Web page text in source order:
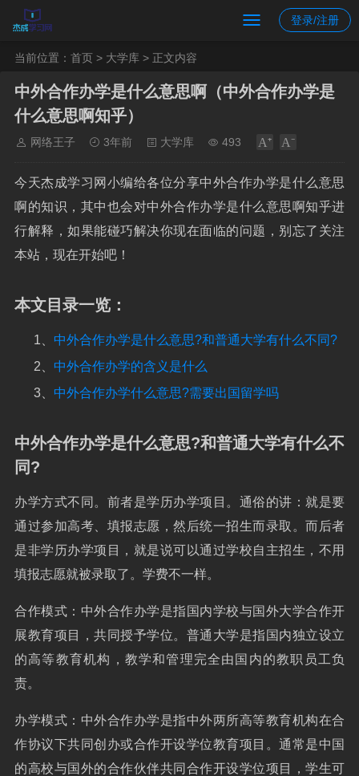
登录/注册
当前位置： 首页 > 大学库 > 正文内容
中外合作办学是什么意思啊（中外合作办学是
什么意思啊知乎）
网络王子 3年前 大学库 493
今天杰成学习网小编给各位分享中外合作办学是什么意思
啊的知识，其中也会对中外合作办学是什么意思啊知乎进
行解释，如果能碰巧解决你现在面临的问题，别忘了关注
本站，现在开始吧！
本文目录一览：
1、 中外合作办学是什么意思?和普通大学有什么不同?
2、 中外合作办学的含义是什么
3、 中外合作办学什么意思?需要出国留学吗
中外合作办学是什么意思?和普通大学有什么不
同?
办学方式不同。前者是学历办学项目。通俗的讲：就是要
通过参加高考、填报志愿，然后统一招生而录取。而后者
是非学历办学项目，就是说可以通过学校自主招生，不用
填报志愿就被录取了。学费不一样。
合作模式：中外合作办学是指国内学校与国外大学合作开
展教育项目，共同授予学位。普通大学是指国内独立设立
的高等教育机构，教学和管理完全由国内的教职员工负
责。
办学模式：中外合作办学是指中外两所高等教育机构在合
作协议下共同创办或合作开设学位教育项目。通常是中国
的高校与国外的合作伙伴共同合作开设学位项目，学生可